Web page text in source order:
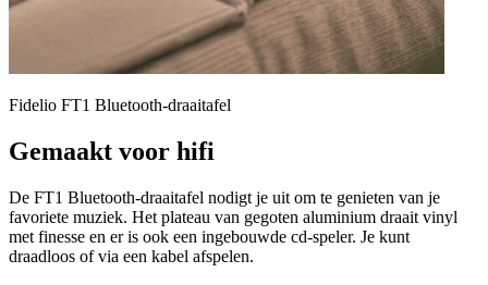
Fidelio FT1 Bluetooth-draaitafel
Gemaakt voor hifi
De FT1 Bluetooth-draaitafel nodigt je uit om te genieten van je
favoriete muziek. Het plateau van gegoten aluminium draait vinyl
met finesse en er is ook een ingebouwde cd-speler. Je kunt
draadloos of via een kabel afspelen.